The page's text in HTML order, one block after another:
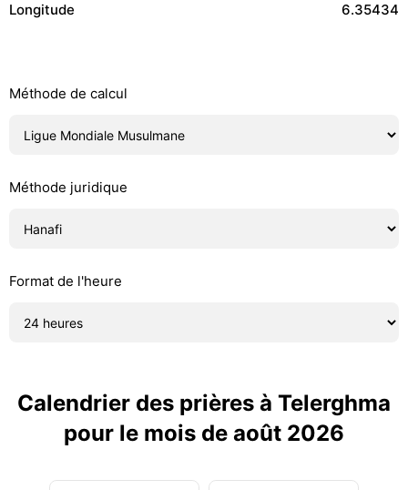
Longitude 6.35434
Méthode de calcul
Méthode juridique
Format de l'heure
Calendrier des prières à Telerghma
pour le mois de août 2026